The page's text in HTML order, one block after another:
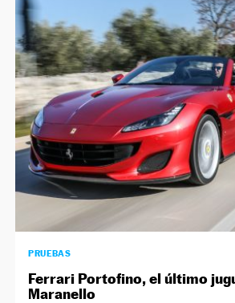
PRUEBAS
Ferrari Portofino, el último
Maranello